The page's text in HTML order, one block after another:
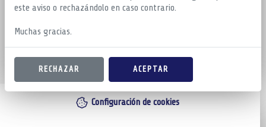
este aviso o rechazándolo en caso contrario.
Muchas gracias.
RECHAZAR ACEPTAR
Configuración de cookies